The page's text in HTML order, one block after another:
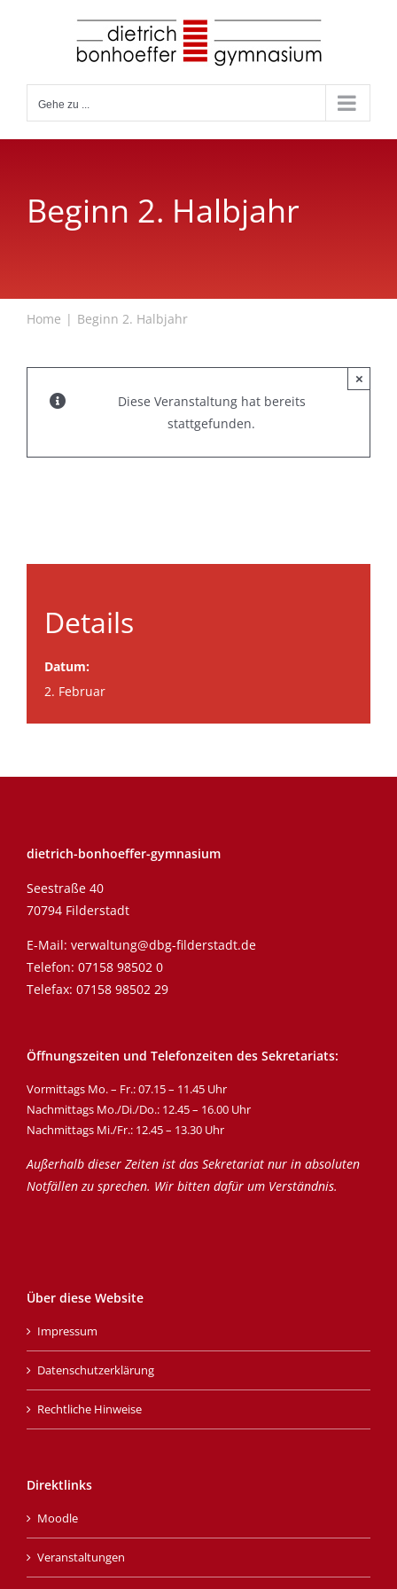
Gehe zu ...
Beginn 2. Halbjahr
Home Beginn 2. Halbjahr
Diese Veranstaltung hat bereits
stattgefunden.
×
Details
Datum:
2. Februar
dietrich-bonhoeffer-gymnasium
Seestraße 40
70794 Filderstadt
E-Mail: verwaltung@dbg-filderstadt.de
Telefon: 07158 98502 0
Telefax: 07158 98502 29
Öffnungszeiten und Telefonzeiten des Sekretariats:
Vormittags Mo. – Fr.: 07.15 – 11.45 Uhr
Nachmittags Mo./Di./Do.: 12.45 – 16.00 Uhr
Nachmittags Mi./Fr.: 12.45 – 13.30 Uhr
Außerhalb dieser Zeiten ist das Sekretariat nur in absoluten
Notfällen zu sprechen. Wir bitten dafür um Verständnis.
Über diese Website
Impressum
Datenschutzerklärung
Rechtliche Hinweise
Direktlinks
Moodle
Veranstaltungen